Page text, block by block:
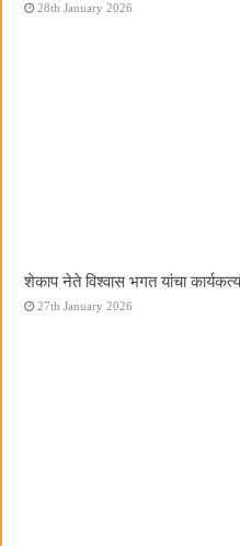
28th January 2026
शेकाप नेते विश्वास भगत यांचा
27th January 2026